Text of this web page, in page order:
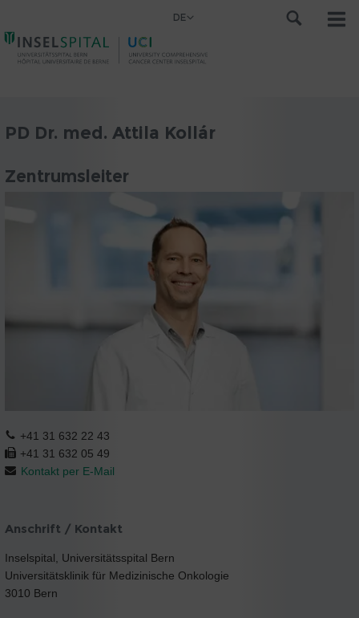
DE
PD Dr. med. Attila Kollár
Zentrumsleiter
+41 31 632 22 43
+41 31 632 05 49
Kontakt per E-Mail
Anschrift / Kontakt
Inselspital, Universitätsspital Bern
Universitätsklinik für Medizinische Onkologie
3010 Bern